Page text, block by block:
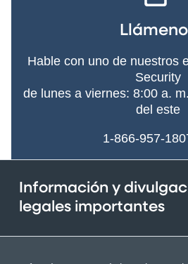
Hable con uno de nuestros
Security
de lunes a viernes: 8:00 a.
del este
1-866-957-
Información y
legales importantes